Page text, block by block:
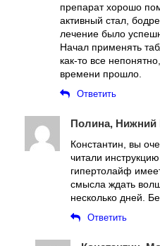
препарат хорошо
активный стал,
лечение было
Начал применять
как-то все
времени прошло.
Ответить
Полина, Нижний
Константин, вы
читали
гипертолайф
смысла ждать
несколько дней.
Ответить